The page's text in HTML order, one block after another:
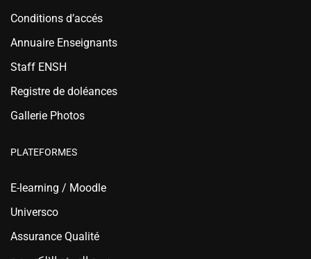
Conditions d’accés
Annuaire Enseignants
Staff ENSH
Registre de doléances
Gallerie Photos
PLATEFORMES
E-learning / Moodle
Universco
Assurance Qualité